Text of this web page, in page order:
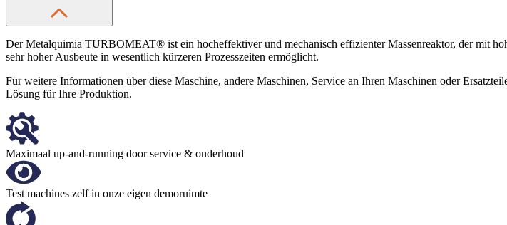
Der Metalquimia TURBOMEAT® ist ein hocheffektiver und mechanisch effizienter Massenreaktor, der mit
sehr hoher Ausbeute in wesentlich kürzeren Prozesszeiten ermöglicht.
Für weitere Informationen über diese Maschine, andere Maschinen, Service an Ihren Maschinen oder
Lösung für Ihre Produktion.
Maximaal up-and-running door service & onderhoud
Test machines zelf in onze eigen demoruimte